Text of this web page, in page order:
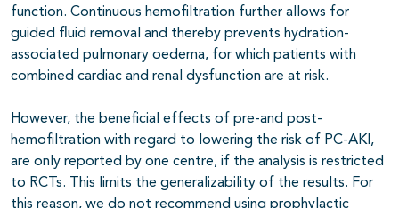
function. Continuous hemofiltration further allows for
guided fluid removal and thereby prevents hydration-
associated pulmonary oedema, for which patients with
combined cardiac and renal dysfunction are at risk.
However, the beneficial effects of pre-and post-
hemofiltration with regard to lowering the risk of PC-AKI,
are only reported by one centre, if the analysis is restricted
to RCTs. This limits the generalizability of the results. For
this reason, we do not recommend using prophylactic